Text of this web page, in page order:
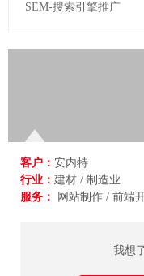
SEM-搜索引擎推广
客户： 安内特
行业： 建材 / 制造业
服务：
网站制作 / 前端
我想